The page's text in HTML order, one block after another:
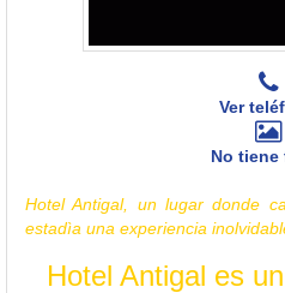
Ver
No tiene
Hotel Antigal, un lugar donde
estadìa una experiencia
Hotel Antigal es